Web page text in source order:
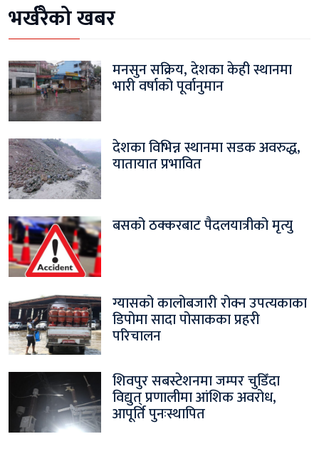
भर्खरैको खबर
मनसुन सक्रिय, देशका केही स्थानमा
भारी वर्षाको पूर्वानुमान
देशका विभिन्न स्थानमा सडक अवरुद्ध,
यातायात प्रभावित
बसको ठक्करबाट पैदलयात्रीको मृत्यु
ग्यासको कालोबजारी रोक्न उपत्यकाका
डिपोमा सादा पोसाकका प्रहरी
परिचालन
शिवपुर सबस्टेशनमा जम्पर चुडिँदा
विद्युत् प्रणालीमा आंशिक अवरोध,
आपूर्ति पुनःस्थापित